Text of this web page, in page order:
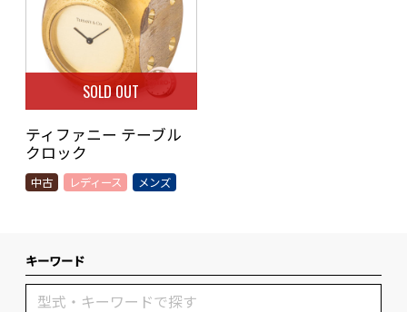
SOLD OUT
ティファニー テーブル
クロック
中古 レディース メンズ
キーワード